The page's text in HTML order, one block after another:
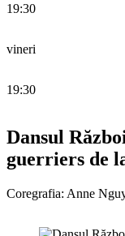
19:30
vineri
19:30
Dansul
guerriers de
Coregrafia: Anne